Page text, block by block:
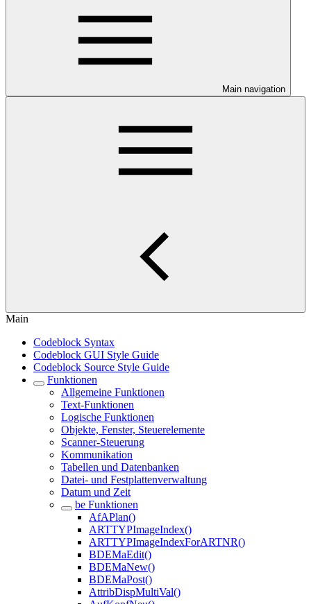
Main navigation
Main
Codeblock Syntax
Codeblock GUI Style Guide
Codeblock Source Style Guide
Funktionen
Allgemeine Funktionen
Text-Funktionen
Logische Funktionen
Objekte, Fenster, Steuerelemente
Scanner-Steuerung
Kommunikation
Tabellen und Datenbanken
Datei- und Festplattenverwaltung
Datum und Zeit
be Funktionen
AfAPlan()
ARTTYPImageIndex()
ARTTYPImageIndexForARTNR()
BDEMaEdit()
BDEMaNew()
BDEMaPost()
AttribDispMultiVal()